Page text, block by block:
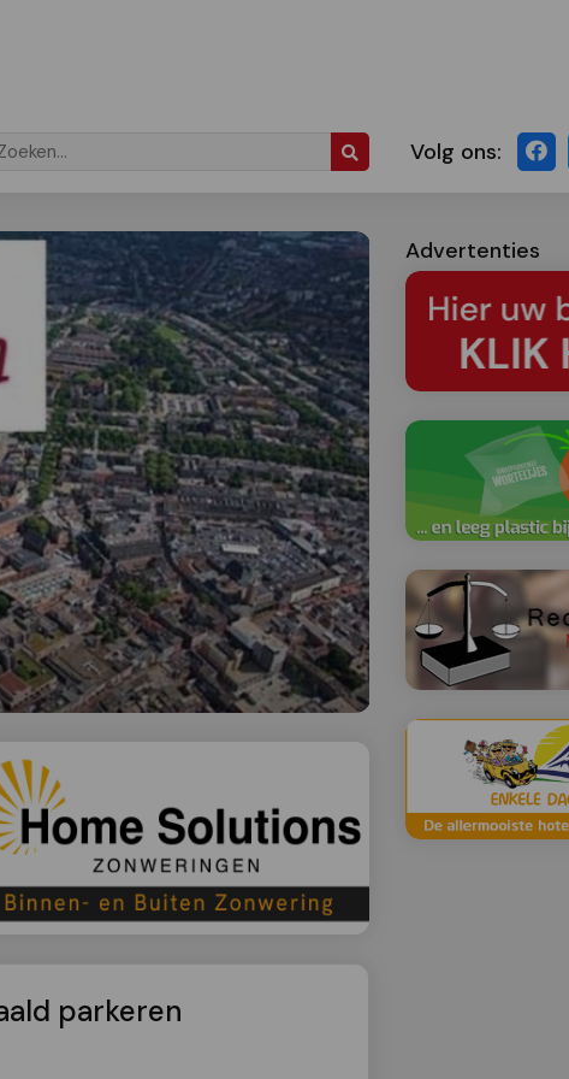
Volg ons:
parkeren
Advertenties